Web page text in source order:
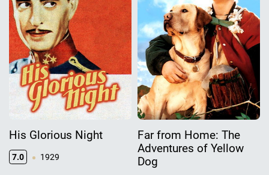
His Glorious Night
7.0 1929
Far from Home: The
Adventures of Yellow
Dog